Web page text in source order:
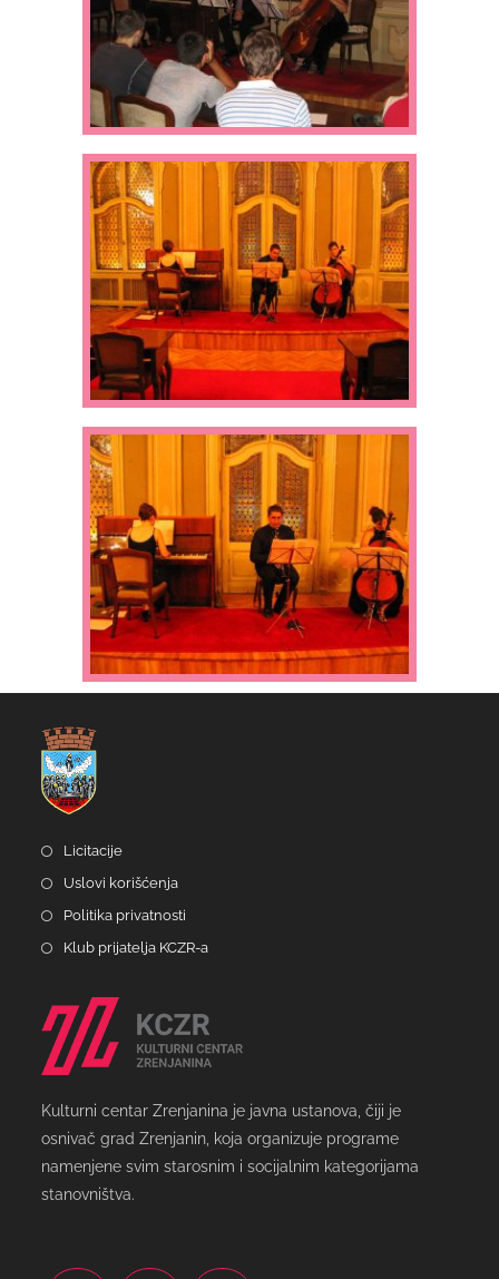
Licitacije
Uslovi korišćenja
Politika privatnosti
Klub prijatelja KCZR-a
Kulturni centar Zrenjanina je javna ustanova, čiji je
osnivač grad Zrenjanin, koja organizuje programe
namenjene svim starosnim i socijalnim kategorijama
stanovništva.